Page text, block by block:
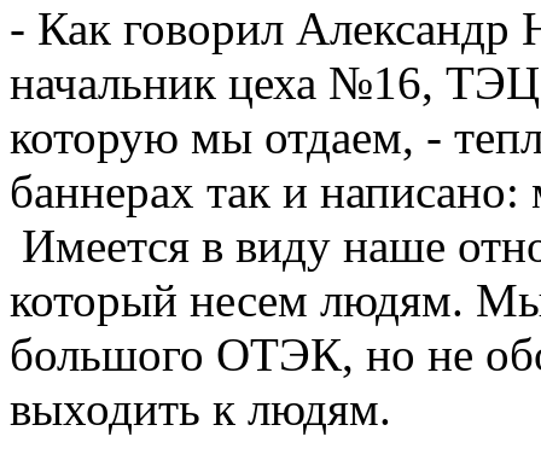
- Как говорил Александр
начальник цеха №16, ТЭЦ
которую мы отдаем, -
баннерах так и
Имеется в виду наше
который несем людям.
большого ОТЭК, но не
выходить к людям.